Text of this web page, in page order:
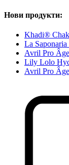
Нови продукти:
Khadi®
La
Avril Pro
Lily Lolo
Avril Pro